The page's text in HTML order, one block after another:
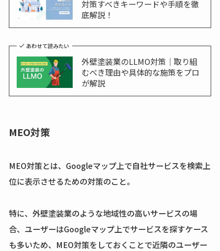
対策すべきキーワードや手順を徹
底解説！
あわせて読みたい
外壁塗装業のLLMO対策｜取り組
むべき理由や具体的な施策をプロ
が解説
MEO対策
MEO対策とは、Googleマップ上で自社サービスを検索上
位に表示させるための対策のこと。
特に、外壁塗装業のような地域性の高いサービスの場
合、ユーザーはGoogleマップ上でサービスを探すケース
も多いため、MEO対策をしておくことで近隣のユーザー